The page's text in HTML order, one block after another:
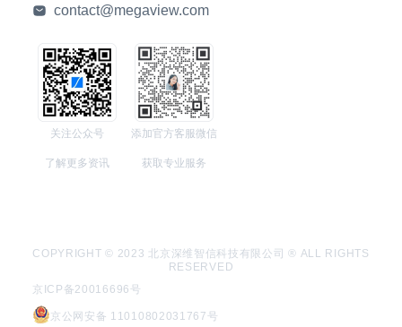
contact@megaview.com
关注公众号
了解更多资讯
添加官方客服微信
获取专业服务
COPYRIGHT © 2023 北京深维智信科技有限公司 ® ALL RIGHTS
RESERVED
京ICP备20016696号
京公网安备 11010802031767号